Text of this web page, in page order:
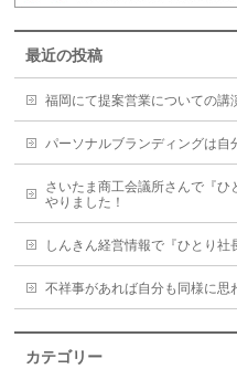
最近の投稿
福岡にて提案営業についての講
パーソナルブランディングは自
さいたま商工会議所さんで『
やりました！
しんきん経営情報で『ひとり
不祥事があれば自分も同様に思
カテゴリー